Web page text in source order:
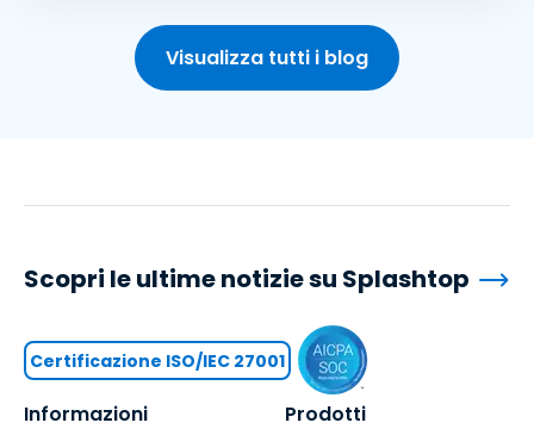
Visualizza tutti i blog
Informazioni Prodotti
Scopri le ultime notizie su Splashtop
Certificazione ISO/IEC 27001